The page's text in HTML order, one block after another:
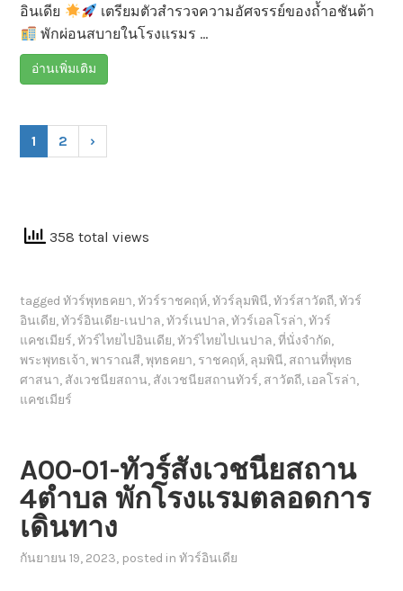
อินเดีย
เตรียมตัวสำรวจความอัศจรรย์ของถ้ำอชันต้า
พักผ่อนสบายในโรงแรมร …
อ่านเพิ่มเติม
1 2 ›
358 total views
taggedทัวร์พุทธคยา,ทัวร์ราชคฤห์,ทัวร์ลุมพินี,ทัวร์สาวัตถี,ทัวร์
อินเดีย,ทัวร์อินเดีย-เนปาล,ทัวร์เนปาล,ทัวร์เอลโรล่า,ทัวร์
แคชเมียร์,ทัวร์ไทยไปอินเดีย,ทัวร์ไทยไปเนปาล,ที่นั่งจำกัด,
พระพุทธเจ้า,พาราณสี,พุทธคยา, ราชคฤห์, ลุมพินี, สถานที่พุทธ
ศาสนา, สังเวชนียสถาน, สังเวชนียสถานทัวร์, สาวัตถี, เอลโรล่า,
แคชเมียร์
A00-01-ทัวร์สังเวชนียสถาน
4ตำบล พักโรงแรมตลอดการ
เดินทาง
กันยายน 19, 2023, posted inทัวร์อินเดีย